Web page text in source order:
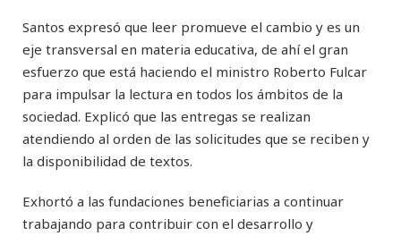
Santos expresó que leer promueve el cambio y es un
eje transversal en materia educativa, de ahí el gran
esfuerzo que está haciendo el ministro Roberto Fulcar
para impulsar la lectura en todos los ámbitos de la
sociedad. Explicó que las entregas se realizan
atendiendo al orden de las solicitudes que se reciben y
la disponibilidad de textos.
Exhortó a las fundaciones beneficiarias a continuar
trabajando para contribuir con el desarrollo y